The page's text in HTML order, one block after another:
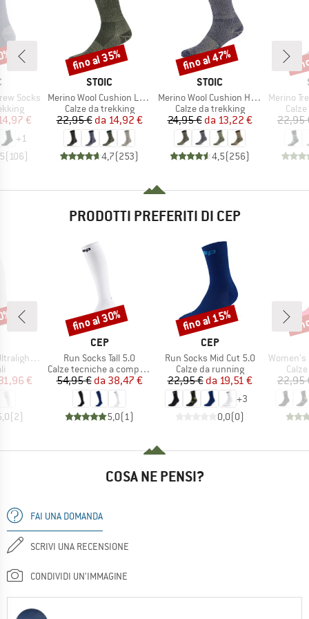
Socks
ridotto
€
+1
(106)
MARCHIO
STOIC
Articolo
Merino Wool Cushion Light Socks
Gruppo di prodotti
Calze da trekking
Prezzo
22,95 € Prezzo ridotto
da 14,92 €
4,7(253)
Sconto
fino al 35%
MARCHIO
STOIC
Articolo
Merino Wool Cushion Heavy Socks
Gruppo di prodotti
Calze da trekking
Prezzo
24,95 € Prezzo ridotto
da 13,22 €
4,5(256)
Sconto
fino al 47%
Articolo
Merino
22,95
PRODOTTI PREFERITI DI CEP
Calf 4.0
di prodotti
ridotto
€
(2)
MARCHIO
CEP
Articolo
Run Socks Tall 5.0
Gruppo di prodotti
Calze tecniche a compressione
Prezzo
54,95 € Prezzo ridotto
da 38,47 €
5,0(1)
Sconto
fino al 30%
MARCHIO
CEP
Articolo
Run Socks Mid Cut 5.0
Gruppo di prodotti
Calze da running
Prezzo
22,95 € Prezzo ridotto
da 19,51 €
+3
0,0(0)
Sconto
fino al 15%
Articolo
Women's
22,95
COSA NE PENSI?
FAI UNA DOMANDA
SCRIVI UNA RECENSIONE
CONDIVIDI UN'IMMAGINE